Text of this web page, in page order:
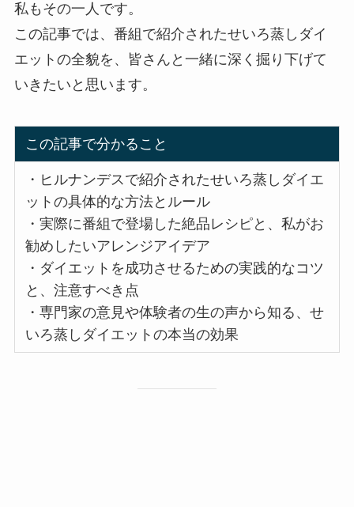
私もその一人です。
この記事では、番組で紹介されたせいろ蒸しダイ
エットの全貌を、皆さんと一緒に深く掘り下げて
いきたいと思います。
この記事で分かること
・ヒルナンデスで紹介されたせいろ蒸しダイエ
ットの具体的な方法とルール
・実際に番組で登場した絶品レシピと、私がお
勧めしたいアレンジアイデア
・ダイエットを成功させるための実践的なコツ
と、注意すべき点
・専門家の意見や体験者の生の声から知る、せ
いろ蒸しダイエットの本当の効果